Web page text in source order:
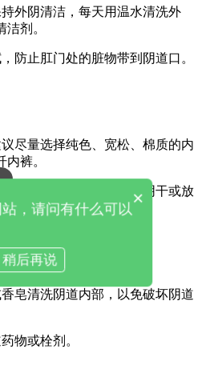
外阴清洁，每天用温水清洗外
剂。
防止肛门处的脏物带到阴道口。
尽量选择纯色、宽松、棉质的内
裤。
放在太阳下晒干，避免阴干或放
皂清洗阴道内部，以免破坏阴道
物或栓剂。
×
，请问有什么可以
稍后再说